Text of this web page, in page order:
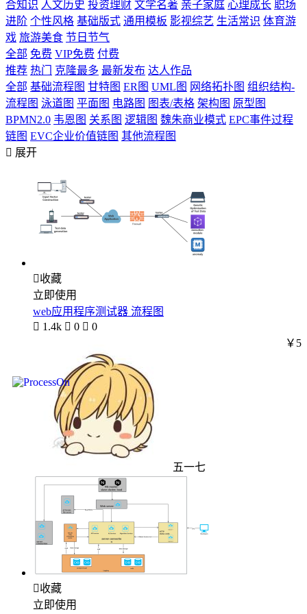
合知识 人文历史 投资理财 文学名著 亲子家庭 心理成长 职场
进阶 个性风格 基础版式 通用模板 影视综艺 生活常识 体育游
戏 旅游美食 节日节气
全部 免费 VIP免费 付费
推荐 热门 克隆最多 最新发布 达人作品
全部 基础流程图 甘特图 ER图 UML图 网络拓扑图 组织结构-
流程图 泳道图 平面图 电路图 图表/表格 架构图 原型图
BPMN2.0 韦恩图 关系图 逻辑图 魏朱商业模式 EPC事件过程
链图 EVC企业价值链图 其他流程图
 展开
收藏
立即使用
web应用程序测试器 流程图
 1.4k  0  0
五一七
￥5
收藏
立即使用